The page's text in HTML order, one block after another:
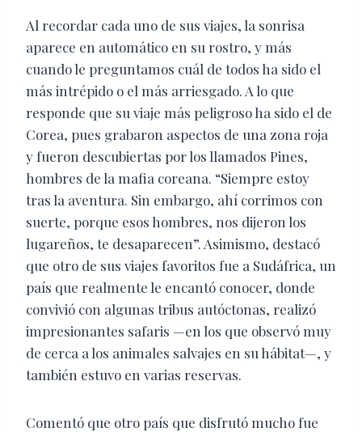
Al recordar cada uno de sus viajes, la sonrisa
aparece en automático en su rostro, y más
cuando le preguntamos cuál de todos ha sido el
más intrépido o el más arriesgado. A lo que
responde que su viaje más peligroso ha sido el de
Corea, pues grabaron aspectos de una zona roja
y fueron descubiertas por los llamados Pines,
hombres de la mafia coreana. “Siempre estoy
tras la aventura. Sin embargo, ahí corrimos con
suerte, porque esos hombres, nos dijeron los
lugareños, te desaparecen”. Asimismo, destacó
que otro de sus viajes favoritos fue a Sudáfrica, un
país que realmente le encantó conocer, donde
convivió con algunas tribus autóctonas, realizó
impresionantes safaris —en los que observó muy
de cerca a los animales salvajes en su hábitat—, y
también estuvo en varias reservas.
Comentó que otro país que disfrutó mucho fue